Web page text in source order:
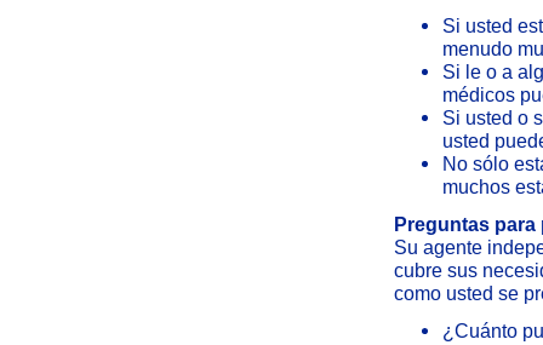
Si usted
menudo
Si le o a
médicos
Si usted o
usted
No sólo
muchos
Preguntas para
Su agente
cubre sus
como usted se
¿Cuánto